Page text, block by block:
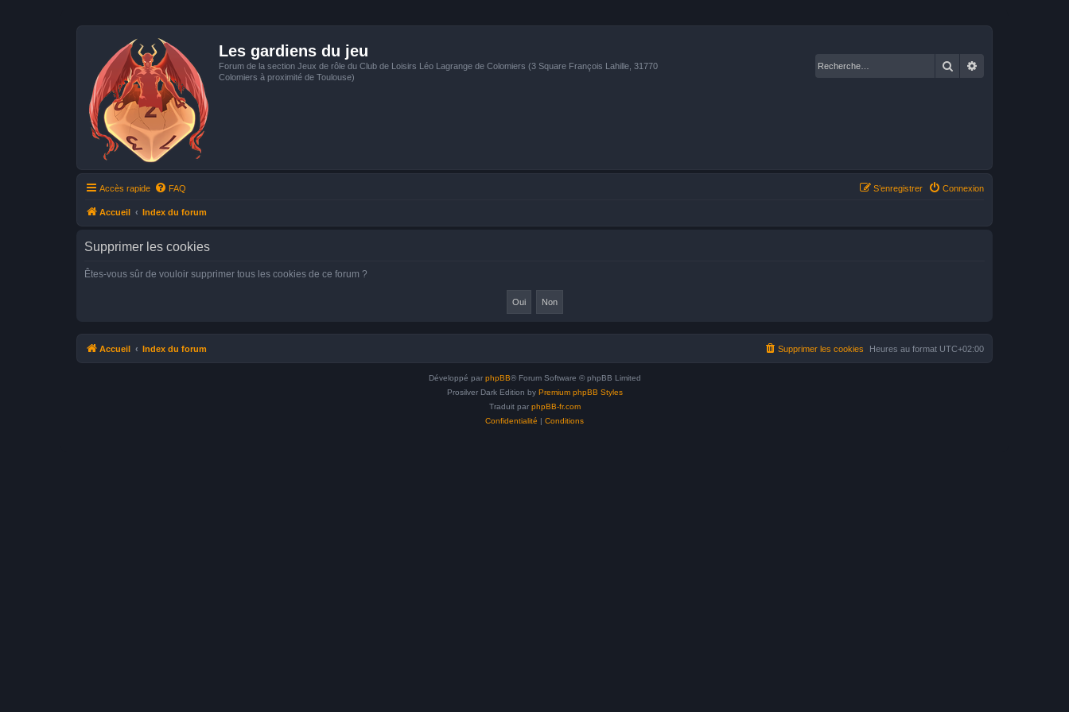
Les gardiens du jeu
Forum de la section Jeux de rôle du Club de Loisirs Léo Lagrange de Colomiers (3 Square François Lahille, 31770
Colomiers à proximité de Toulouse)
Rechercher
Accès rapide FAQ Connexion
S’enregistrer
Accueil Index du forum
Supprimer les cookies
Êtes-vous sûr de vouloir supprimer tous les cookies de ce forum ?
Accueil Index du forum Heures au format UTC+02:00
Supprimer les cookies
Développé par phpBB® Forum Software © phpBB Limited
Prosilver Dark Edition by Premium phpBB Styles
Traduit par phpBB-fr.com
Confidentialité | Conditions